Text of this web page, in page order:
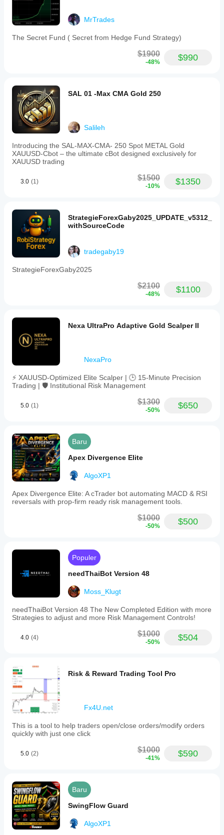
MrTrades
The Secret Fund ( Secret from Hedge Fund Strategy)
$1900
-48% $990
SAL 01 -Max CMA Gold 250
Salileh
Introducing the SAL-MAX-CMA- 250 Spot METAL Gold
XAUUSD-Cbot – the ultimate cBot designed exclusively for
XAUUSD trading
3.0 (1) $1500
-10% $1350
StrategieForexGaby2025_UPDATE_v5312_
withSourceCode
tradegaby19
StrategieForexGaby2025
$2100
-48% $1100
Nexa UltraPro Adaptive Gold Scalper II
NexaPro
⚡ XAUUSD-Optimized Elite Scalper | 🕒 15-Minute Precision
Trading | 🛡️ Institutional Risk Management
5.0 (1) $1300
-50% $650
Baru
Apex Divergence Elite
AlgoXP1
Apex Divergence Elite: A cTrader bot automating MACD & RSI
reversals with prop-firm ready risk management tools.
$1000
-50% $500
Populer
needThaiBot Version 48
Moss_Klugt
needThaiBot Version 48 The New Completed Edition with more
Strategies to adjust and more Risk Management Controls!
4.0 (4) $1000
-50% $504
Risk & Reward Trading Tool Pro
Fx4U.net
This is a tool to help traders open/close orders/modify orders
quickly with just one click
5.0 (2) $1000
-41% $590
Baru
SwingFlow Guard
AlgoXP1